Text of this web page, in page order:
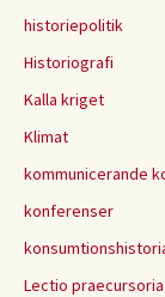
historiepolitik
Historiografi
Kalla kriget
Klimat
kommunicerande
konferenser
Lectio praecursoria